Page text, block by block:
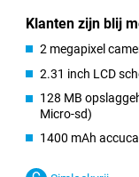
Klanten zijn blij
2 megapixel
2.31 inch LCD
128 MB
Micro-sd)
1400 mAh